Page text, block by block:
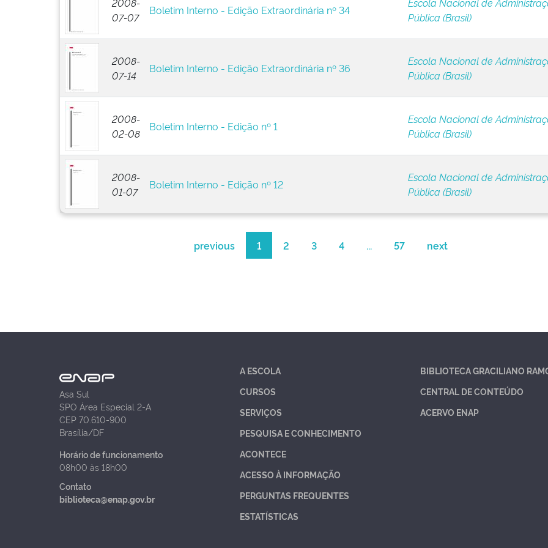
07-07
Boletim Interno - Edição Extraordinária nº 34
Pública (Brasil)
2008-
07-14
Boletim Interno - Edição Extraordinária nº 36
Escola Nacional de
Pública (Brasil)
2008-
02-08
Boletim Interno - Edição nº 1
Escola Nacional de
Pública (Brasil)
2008-
01-07
Boletim Interno - Edição nº 12
Escola Nacional de
Pública (Brasil)
previous 1 2 3 4 ... 57 next
Asa Sul
SPO Área Especial 2-A
CEP 70.610-900
Brasília/DF
Horário de funcionamento
08h00 às 18h00
Contato
biblioteca@enap.gov.br
A ESCOLA
CURSOS
SERVIÇOS
PESQUISA E CONHECIMENTO
ACONTECE
ACESSO À INFORMAÇÃO
PERGUNTAS FREQUENTES
ESTATÍSTICAS
BIBLIOTECA GRACILIANO
CENTRAL DE CONTEÚDO
ACERVO ENAP